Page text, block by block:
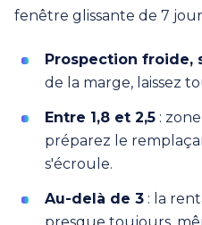
fenêtre glissante de 7
Prospection froide,
de la marge, laissez
Entre 1,8 et 2,5 :
préparez le
s'écroule.
Au-delà de 3 : la
presque toujours,